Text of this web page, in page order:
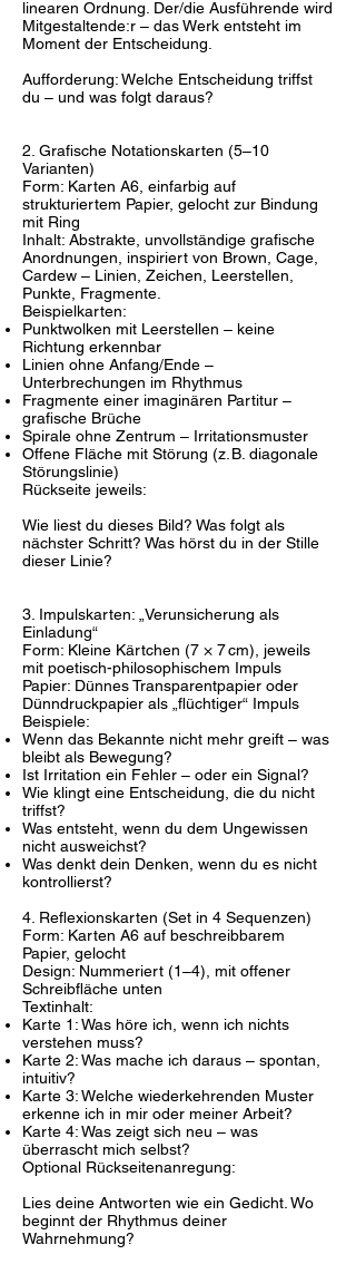
linearen Ordnung. Der/die Ausführende wird
Mitgestaltende:r – das Werk entsteht im
Moment der Entscheidung.
Aufforderung: Welche Entscheidung triffst
du – und was folgt daraus?
2. Grafische Notationskarten (5–10
Varianten)
Form: Karten A6, einfarbig auf
strukturiertem Papier, gelocht zur Bindung
mit Ring
Inhalt: Abstrakte, unvollständige grafische
Anordnungen, inspiriert von Brown, Cage,
Cardew – Linien, Zeichen, Leerstellen,
Punkte, Fragmente.
Beispielkarten:
Punktwolken mit Leerstellen – keine
Richtung erkennbar
Linien ohne Anfang/Ende –
Unterbrechungen im Rhythmus
Fragmente einer imaginären Partitur –
grafische Brüche
Spirale ohne Zentrum – Irritationsmuster
Offene Fläche mit Störung (z. B. diagonale
Störungslinie)
Rückseite jeweils:
Wie liest du dieses Bild? Was folgt als
nächster Schritt? Was hörst du in der Stille
dieser Linie?
3. Impulskarten: „Verunsicherung als
Einladung“
Form: Kleine Kärtchen (7 × 7 cm), jeweils
mit poetisch-philosophischem Impuls
Papier: Dünnes Transparentpapier oder
Dünndruckpapier als „flüchtiger“ Impuls
Beispiele:
Wenn das Bekannte nicht mehr greift – was
bleibt als Bewegung?
Ist Irritation ein Fehler – oder ein Signal?
Wie klingt eine Entscheidung, die du nicht
triffst?
Was entsteht, wenn du dem Ungewissen
nicht ausweichst?
Was denkt dein Denken, wenn du es nicht
kontrollierst?
4. Reflexionskarten (Set in 4 Sequenzen)
Form: Karten A6 auf beschreibbarem
Papier, gelocht
Design: Nummeriert (1–4), mit offener
Schreibfläche unten
Textinhalt:
Karte 1: Was höre ich, wenn ich nichts
verstehen muss?
Karte 2: Was mache ich daraus – spontan,
intuitiv?
Karte 3: Welche wiederkehrenden Muster
erkenne ich in mir oder meiner Arbeit?
Karte 4: Was zeigt sich neu – was
überrascht mich selbst?
Optional Rückseitenanregung:
Lies deine Antworten wie ein Gedicht. Wo
beginnt der Rhythmus deiner
Wahrnehmung?